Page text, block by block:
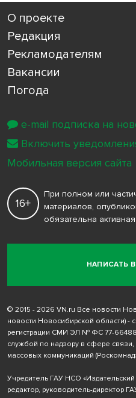
О проекте
Редакция
Рекламодателям
Вакансии
Погода
НАПИСАТЬ
16+
При полном или
материалов,
обязательна
© 2015 - 2026 VN.ru Все новости
новости Новосибирской области) -
регистрации СМИ ЭЛ № ФС 77-
службой по надзору в сфере
массовых коммуникаций
Учредитель ГАУ НСО
редактор, руководитель-директор
e-mail подписка на
Включить
Мобильная версия сайта